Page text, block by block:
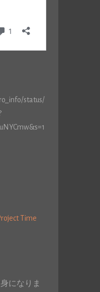
status/
Time
になりま